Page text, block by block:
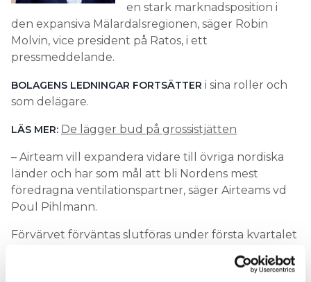
en stark marknadsposition i
den expansiva Mälardalsregionen, säger Robin
Molvin, vice president på Ratos, i ett
pressmeddelande.
BOLAGENS LEDNINGAR FORTSÄTTER i sina roller och
som delägare.
LÄS MER: De lägger bud på grossistjätten
– Airteam vill expandera vidare till övriga nordiska
länder och har som mål att bli Nordens mest
föredragna ventilationspartner, säger Airteams vd
Poul Pihlmann.
Förvärvet förväntas slutföras under första kvartalet